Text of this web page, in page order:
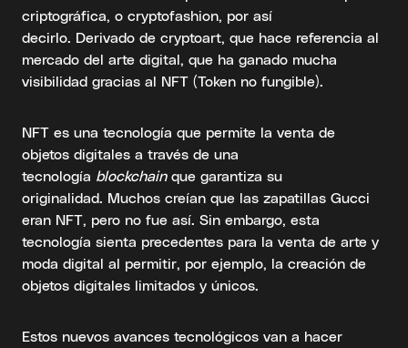
criptográfica, o cryptofashion, por así
decirlo. Derivado de cryptoart, que hace referencia al
mercado del arte digital, que ha ganado mucha
visibilidad gracias al NFT (Token no fungible).
NFT es una tecnología que permite la venta de
objetos digitales a través de una
tecnología blockchainque garantiza su
originalidad. Muchos creían que las zapatillas Gucci
eran NFT, pero no fue así. Sin embargo, esta
tecnología sienta precedentes para la venta de arte y
moda digital al permitir, por ejemplo, la creación de
objetos digitales limitados y únicos.
Estos nuevos avances tecnológicos van a hacer